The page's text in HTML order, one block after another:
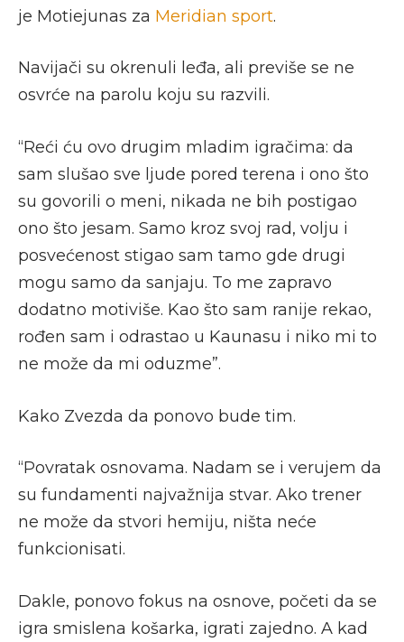
je Motiejunas za Meridian sport.
Navijači su okrenuli leđa, ali previše se ne
osvrće na parolu koju su razvili.
“Reći ću ovo drugim mladim igračima: da
sam slušao sve ljude pored terena i ono što
su govorili o meni, nikada ne bih postigao
ono što jesam. Samo kroz svoj rad, volju i
posvećenost stigao sam tamo gde drugi
mogu samo da sanjaju. To me zapravo
dodatno motiviše. Kao što sam ranije rekao,
rođen sam i odrastao u Kaunasu i niko mi to
ne može da mi oduzme”.
Kako Zvezda da ponovo bude tim.
“Povratak osnovama. Nadam se i verujem da
su fundamenti najvažnija stvar. Ako trener
ne može da stvori hemiju, ništa neće
funkcionisati.
Dakle, ponovo fokus na osnove, početi da se
igra smislena košarka, igrati zajedno. A kad